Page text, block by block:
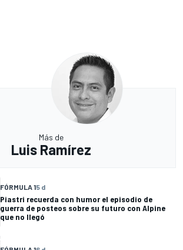
Más de
Luis Ramírez
FÓRMULA 15 d
Piastri recuerda con humor el episodio de
guerra de posteos sobre su futuro con Alpine
que no llegó